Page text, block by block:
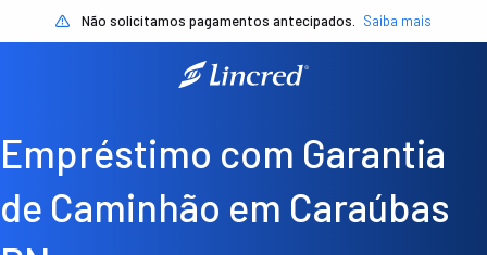
Não solicitamos pagamentos antecipados. Saiba mais
Empréstimo com Garantia
de Caminhão em Caraúbas